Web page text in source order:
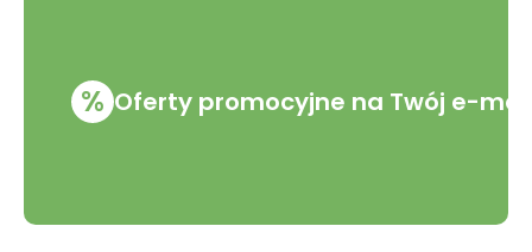
% Oferty promocyjne na Twój e-mail